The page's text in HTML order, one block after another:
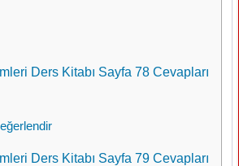
Ders Kitabı Sayfa 78 Cevapları
Ders Kitabı Sayfa 79 Cevapları